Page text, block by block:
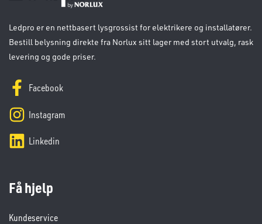
Ledpro er en nettbasert lysgrossist for elektrikere og installatører.
Bestill belysning direkte fra Norlux sitt lager med stort utvalg, rask
levering og gode priser.
Facebook
Instagram
Linkedin
Få hjelp
Kundeservice